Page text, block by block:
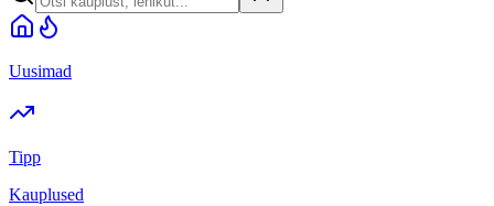
Uusimad
Tipp
Kauplused